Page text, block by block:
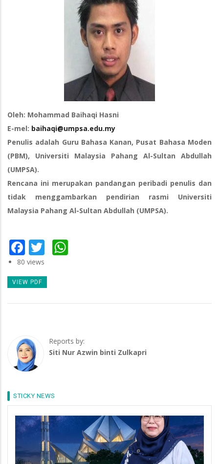
Oleh: Mohammad Baihaqi Hasni
E-mel: baihaqi@umpsa.edu.my
Penulis adalah Guru Bahasa Kanan, Pusat Bahasa Moden
(PBM), Universiti Malaysia Pahang Al-Sultan Abdullah
(UMPSA).
Rencana ini merupakan pandangan peribadi penulis dan
tidak menggambarkan pendirian rasmi Universiti
Malaysia Pahang Al-Sultan Abdullah (UMPSA).
Facebook
Twitter
80 views
VIEW PDF
Reports by:
Siti Nur Azwin binti Zulkapri
STICKY NEWS